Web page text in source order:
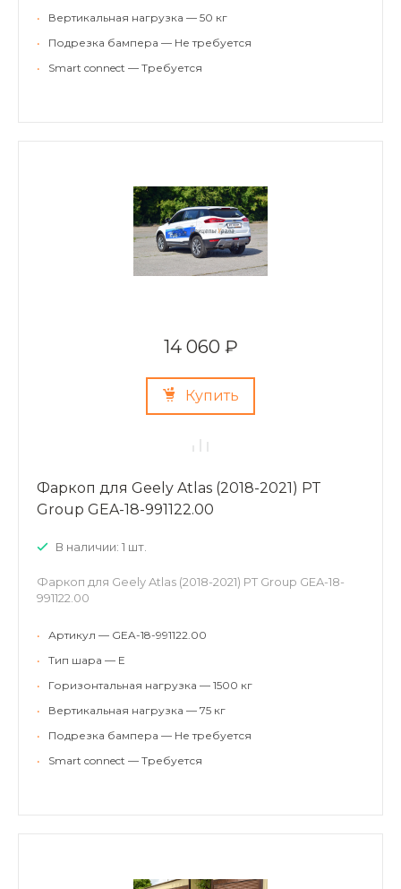
•
Вертикальная нагрузка — 50 кг
•
Подрезка бампера — Не требуется
•
Smart connect — Требуется
14 060 ₽
Купить
Фаркоп для Geely Atlas (2018-2021) PT
Group GEA-18-991122.00
В наличии: 1 шт.
Фаркоп для Geely Atlas (2018-2021) PT Group GEA-18-
991122.00
•
Артикул — GEA-18-991122.00
•
Тип шара — E
•
Горизонтальная нагрузка — 1500 кг
•
Вертикальная нагрузка — 75 кг
•
Подрезка бампера — Не требуется
•
Smart connect — Требуется